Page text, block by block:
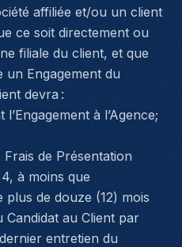
affiliée et/ou un client
ce soit directement ou
filiale du client, et que
un Engagement du
devra :
à l’Agence;
Frais de Présentation
à moins que
plus de douze (12) mois
au Client par
entretien du